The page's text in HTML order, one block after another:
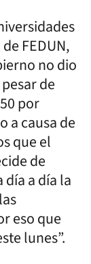
FEDUN,
no dio
de
por
a causa de
que el
de
a día la
eso que
lunes”.